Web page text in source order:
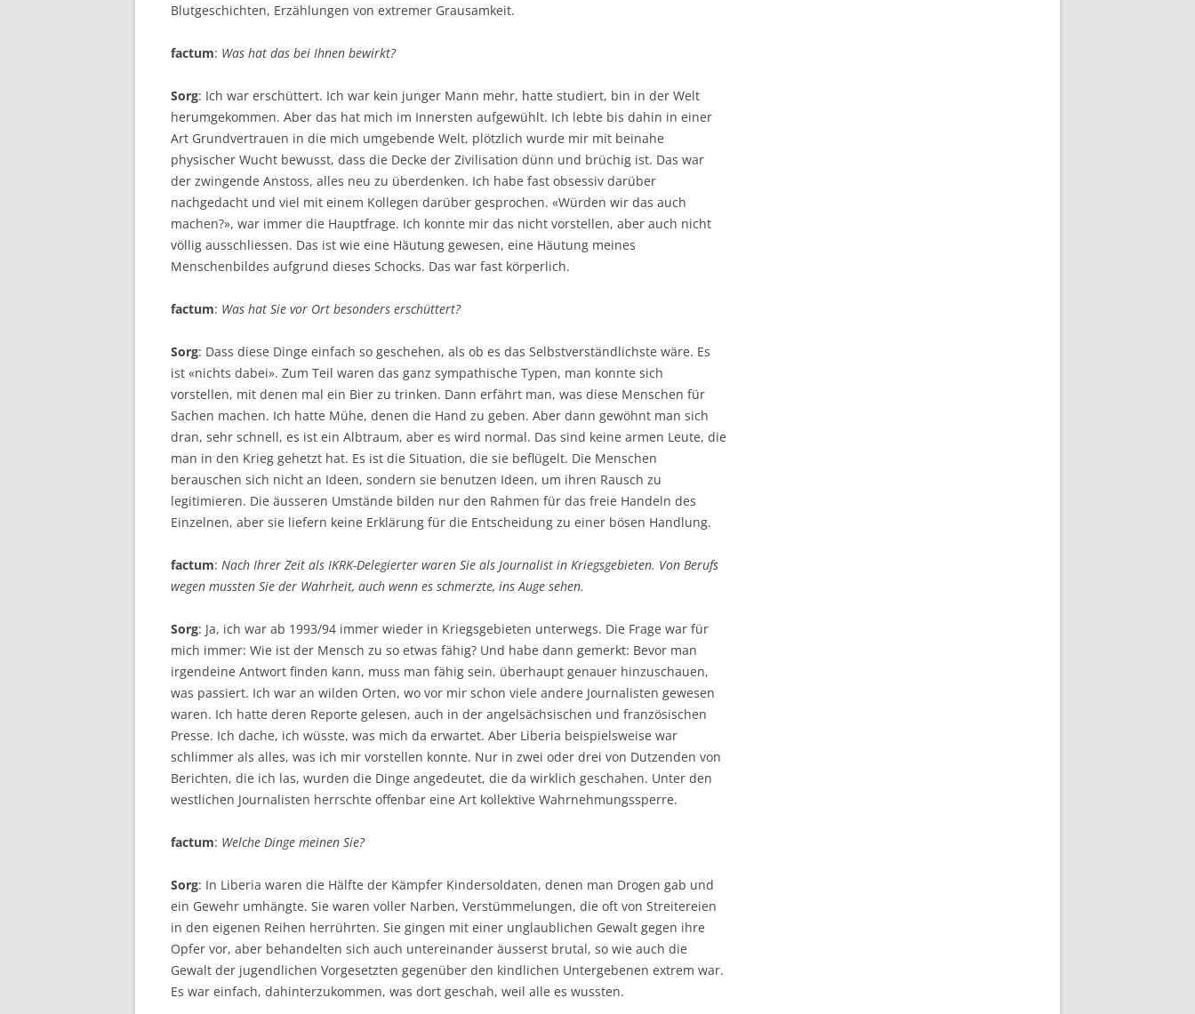
Blutgeschichten, Erzählungen von extremer Grausamkeit.
factum: Was hat das bei Ihnen bewirkt?
Sorg: Ich war erschüttert. Ich war kein junger Mann mehr, hatte studiert, bin in der Welt
herumgekommen. Aber das hat mich im Innersten aufgewühlt. Ich lebte bis dahin in einer
Art Grundvertrauen in die mich umgebende Welt, plötzlich wurde mir mit beinahe
physischer Wucht bewusst, dass die Decke der Zivilisation dünn und brüchig ist. Das war
der zwingende Anstoss, alles neu zu überdenken. Ich habe fast obsessiv darüber
nachgedacht und viel mit einem Kollegen darüber gesprochen. «Würden wir das auch
machen?», war immer die Hauptfrage. Ich konnte mir das nicht vorstellen, aber auch nicht
völlig ausschliessen. Das ist wie eine Häutung gewesen, eine Häutung meines
Menschenbildes aufgrund dieses Schocks. Das war fast körperlich.
factum: Was hat Sie vor Ort besonders erschüttert?
Sorg: Dass diese Dinge einfach so geschehen, als ob es das Selbstverständlichste wäre. Es
ist «nichts dabei». Zum Teil waren das ganz sympathische Typen, man konnte sich
vorstellen, mit denen mal ein Bier zu trinken. Dann erfährt man, was diese Menschen für
Sachen machen. Ich hatte Mühe, denen die Hand zu geben. Aber dann gewöhnt man sich
dran, sehr schnell, es ist ein Albtraum, aber es wird normal. Das sind keine armen Leute, die
man in den Krieg gehetzt hat. Es ist die Situation, die sie beflügelt. Die Menschen
berauschen sich nicht an Ideen, sondern sie benutzen Ideen, um ihren Rausch zu
legitimieren. Die äusseren Umstände bilden nur den Rahmen für das freie Handeln des
Einzelnen, aber sie liefern keine Erklärung für die Entscheidung zu einer bösen Handlung.
factum: Nach Ihrer Zeit als IKRK-Delegierter waren Sie als Journalist in Kriegsgebieten. Von Berufs
wegen mussten Sie der Wahrheit, auch wenn es schmerzte, ins Auge sehen.
Sorg: Ja, ich war ab 1993/94 immer wieder in Kriegsgebieten unterwegs. Die Frage war für
mich immer: Wie ist der Mensch zu so etwas fähig? Und habe dann gemerkt: Bevor man
irgendeine Antwort finden kann, muss man fähig sein, überhaupt genauer hinzuschauen,
was passiert. Ich war an wilden Orten, wo vor mir schon viele andere Journalisten gewesen
waren. Ich hatte deren Reporte gelesen, auch in der angelsächsischen und französischen
Presse. Ich dache, ich wüsste, was mich da erwartet. Aber Liberia beispielsweise war
schlimmer als alles, was ich mir vorstellen konnte. Nur in zwei oder drei von Dutzenden von
Berichten, die ich las, wurden die Dinge angedeutet, die da wirklich geschahen. Unter den
westlichen Journalisten herrschte offenbar eine Art kollektive Wahrnehmungssperre.
factum: Welche Dinge meinen Sie?
Sorg: In Liberia waren die Hälfte der Kämpfer Kindersoldaten, denen man Drogen gab und
ein Gewehr umhängte. Sie waren voller Narben, Verstümmelungen, die oft von Streitereien
in den eigenen Reihen herrührten. Sie gingen mit einer unglaublichen Gewalt gegen ihre
Opfer vor, aber behandelten sich auch untereinander äusserst brutal, so wie auch die
Gewalt der jugendlichen Vorgesetzten gegenüber den kindlichen Untergebenen extrem war.
Es war einfach, dahinterzukommen, was dort geschah, weil alle es wussten.